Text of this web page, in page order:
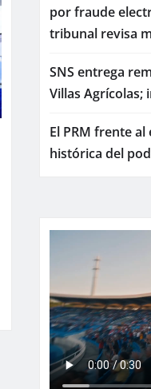
por fraude
tribunal revisa
SNS entrega
Villas Agrícolas;
El PRM frente
histórica del